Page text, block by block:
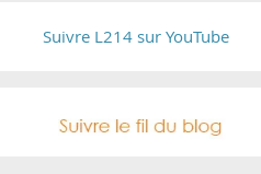
Suivre L214 sur YouTube